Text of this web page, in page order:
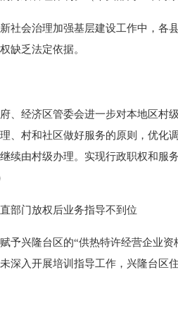
会治理加强基层建设工作中，各县
缺乏法定依据。
经济区管委会进一步对本地区村级
、村和社区做好服务的原则，优化
续由村级办理。实现行政职权和服
门放权后业务指导不到位
兴隆台区的“供热特许经营企业资
深入开展培训指导工作，兴隆台区